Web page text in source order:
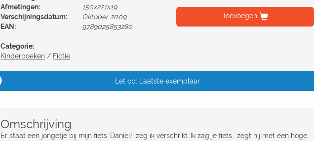
Afmetingen:
150x221x19
Verschijningsdatum:
Oktober 2009
EAN:
9789025853280
Toevoegen
Categorie:
Kinderboeken / Fictie
Let op: Laatste exemplaar
Omschrijving
Er staat een jongetje bij mijn fiets.`Daniël!` zeg ik verschrikt.`Ik zag je fiets,` zegt hij met een hoge